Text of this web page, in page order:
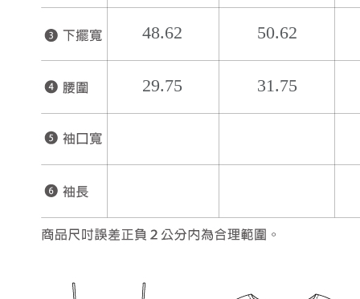
48.62 50.62
29.75 31.75